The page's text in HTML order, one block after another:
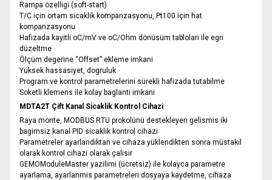
Rampa özelligi (soft-start)
T/C için ortam sicaklik kompanzasyonu, Pt100 için hat
kompanzasyonu
Hafizada kayitli oC/mV ve oC/Ohm dönüsüm tablolari ile egri
düzeltme
Ölçüm degerine “Offset” ekleme imkani
Yüksek hassasiyet, dogruluk
Program ve kontrol parametrelerini sürekli hafizada tutabilme
Soketli klemens ile kolay baglanti imkani
MDTA2T Çift Kanal Sicaklik Kontrol Cihazi
Raya monte, MODBUS RTU prokolünü destekleyen gelismis iki
bagimsiz kanal PID sicaklik kontrol cihazi
Parametreler ayarlandiktan ve cihaza yüklendikten sonra müstakil
olarak kontrol cihazi olarak çalisir
GEMOModuleMaster yazilimi (ücretsiz) ile kolayca parametre
ayarlama, ayarlanmis parametreleri dosyaya kaydetme, cihaza